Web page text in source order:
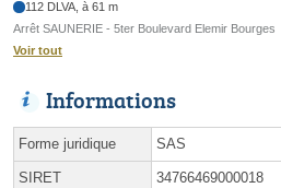
112 DLVA, à 61 m
Arrêt SAUNERIE - 5ter Boulevard Elemir Bourges
Voir tout
Informations
Forme juridique SAS
SIRET 34766469000018